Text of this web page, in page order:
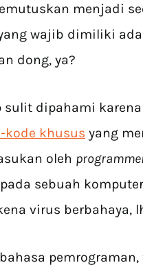
menjadi
wajib dimiliki
dong, ya?
dipahami
kode khusus yang
oleh
sebuah
virus berbahaya,